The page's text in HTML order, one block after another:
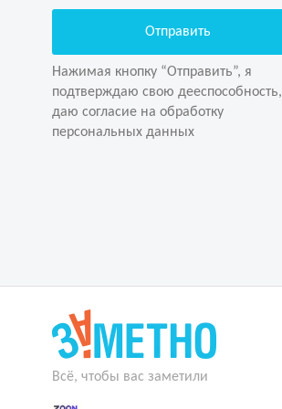
Нажимая кнопку “Отправить”, я
подтверждаю свою дееспособность,
даю согласие на обработку
персональных данных
Нажимая кнопку “Отправить”, я
даю согласие на обработку
персональных данных
Всё, чтобы вас заметили